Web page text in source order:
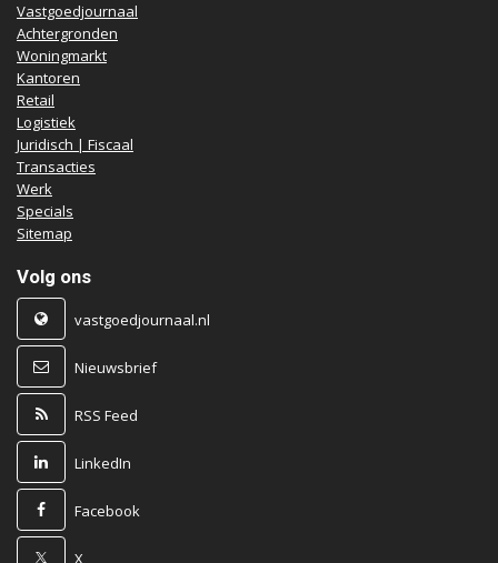
Vastgoedjournaal
Achtergronden
Woningmarkt
Kantoren
Retail
Logistiek
Juridisch | Fiscaal
Transacties
Werk
Specials
Sitemap
Volg ons
vastgoedjournaal.nl
Nieuwsbrief
RSS Feed
LinkedIn
Facebook